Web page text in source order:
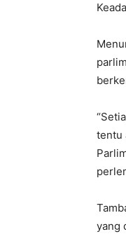
tentu
yang